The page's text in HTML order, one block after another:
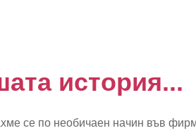
история...
се по необичаен начин във